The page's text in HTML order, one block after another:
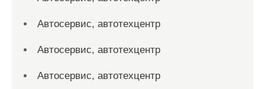
Автосервис, автотехцентр
Автосервис, автотехцентр
Автосервис, автотехцентр